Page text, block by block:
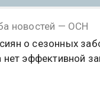
новостей — ОСН
о сезонных
нет эффективной